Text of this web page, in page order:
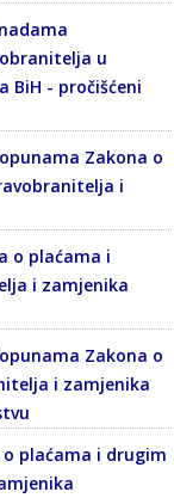
u
BiH - pročišćeni
Zakona o
i
o plaćama i
i zamjenika
Zakona o
i zamjenika
o plaćama i drugim